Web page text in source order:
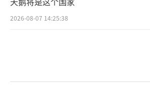
2026-08-07 14:25:38